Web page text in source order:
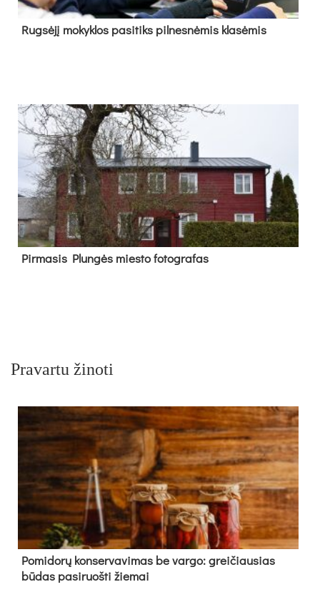
Rug­sė­jį mo­kyk­los pa­si­tiks pil­nes­nė­mis kla­sė­mis
Pir­ma­sis Plun­gės mies­to fo­tog­ra­fas
Pravartu žinoti
Pomidorų konservavimas be vargo: greičiausias
būdas pasiruošti žiemai